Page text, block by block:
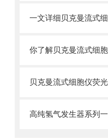
高纯氢气发生器系列一